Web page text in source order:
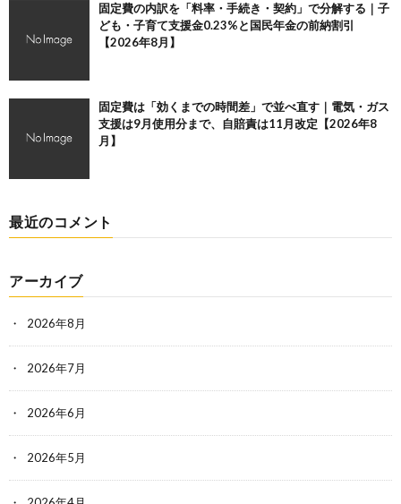
固定費の内訳を「料率・手続き・契約」で分解する｜子
ども・子育て支援金0.23%と国民年金の前納割引
【2026年8月】
固定費は「効くまでの時間差」で並べ直す｜電気・ガス
支援は9月使用分まで、自賠責は11月改定【2026年8
月】
最近のコメント
アーカイブ
2026年8月
2026年7月
2026年6月
2026年5月